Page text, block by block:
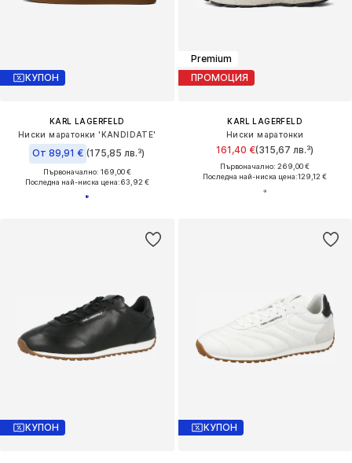
КУПОН
KARL LAGERFELD
Ниски маратонки 'KANDIDATE'
От 89,91 € (175,85 лв.³)
Първоначално: 169,00 €
Последна най-ниска цена:63,92 €
Premium
ПРОМОЦИЯ
KARL LAGERFELD
Ниски маратонки
161,40 €(315,67 лв.³)
Първоначално: 269,00 €
Последна най-ниска цена:129,12 €
КУПОН КУПОН